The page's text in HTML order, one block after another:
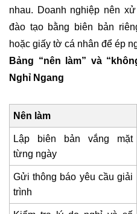
nhau. Doanh nghiệp nên
đào tạo bằng biên bản
hoặc giấy tờ cá nhân để ép
Bảng “nên làm” và
Nghỉ Ngang
Nên làm
Lập biên bản vắng mặt
từng ngày
Gửi thông báo yêu cầu giải
trình